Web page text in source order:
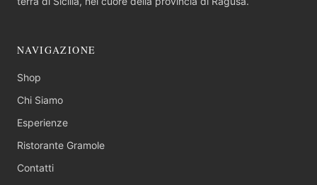
NAVIGAZIONE
Shop
Chi Siamo
Esperienze
Ristorante Gramole
Contatti